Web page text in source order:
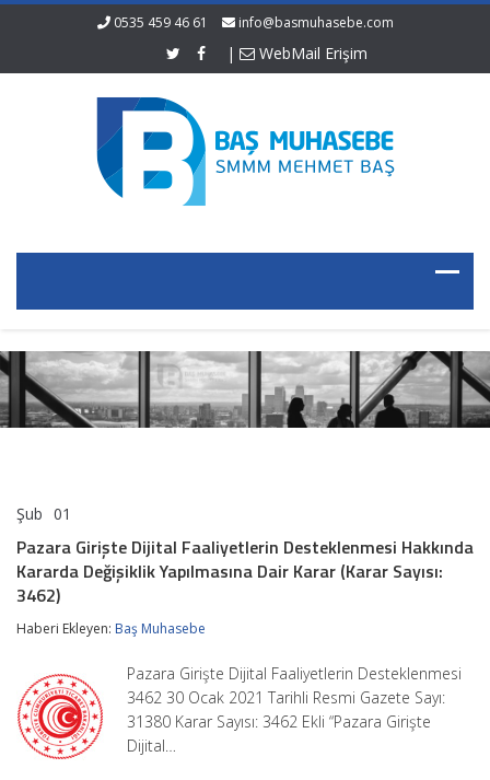
0535 459 46 61 info@basmuhasebe.com
| WebMail Erişim
Şub 01
Dijital
Faaliyetlerin
Desteklenmesi
Kararda
Karar
(Karar
Sayısı:
3462)
Pazara Girişte Dijital Faaliyetlerin Desteklenmesi Hakkında
Kararda Değişiklik Yapılmasına Dair Karar (Karar Sayısı:
3462)
Haberi Ekleyen: Baş Muhasebe
Pazara Girişte Dijital Faaliyetlerin Desteklenmesi
3462 30 Ocak 2021 Tarihli Resmi Gazete Sayı:
31380 Karar Sayısı: 3462 Ekli “Pazara Girişte
Dijital…